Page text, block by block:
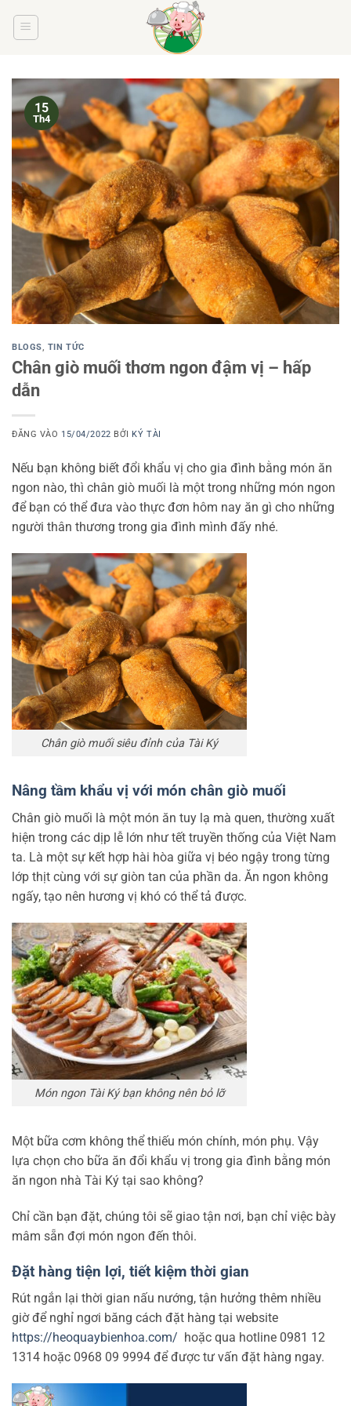
15
Th4
BLOGS, TIN TỨC
Chân giò muối thơm ngon đậm vị – hấp
dẫn
ĐĂNG VÀO 15/04/2022 BỞI KÝ TÀI
Nếu bạn không biết đổi khẩu vị cho gia đình bằng món ăn
ngon nào, thì chân giò muối là một trong những món ngon
để bạn có thể đưa vào thực đơn hôm nay ăn gì cho những
người thân thương trong gia đình mình đấy nhé.
Chân giò muối siêu đỉnh của Tài Ký
Nâng tầm khẩu vị với món chân giò muối
Chân giò muối là một món ăn tuy lạ mà quen, thường xuất
hiện trong các dịp lễ lớn như tết truyền thống của Việt Nam
ta. Là một sự kết hợp hài hòa giữa vị béo ngậy trong từng
lớp thịt cùng với sự giòn tan của phần da. Ăn ngon không
ngấy, tạo nên hương vị khó có thể tả được.
Món ngon Tài Ký bạn không nên bỏ lỡ
Một bữa cơm không thể thiếu món chính, món phụ. Vậy
lựa chọn cho bữa ăn đổi khẩu vị trong gia đình bằng món
ăn ngon nhà Tài Ký tại sao không?
Chỉ cần bạn đặt, chúng tôi sẽ giao tận nơi, bạn chỉ việc bày
mâm sẵn đợi món ngon đến thôi.
Đặt hàng tiện lợi, tiết kiệm thời gian
Rút ngắn lại thời gian nấu nướng, tận hưởng thêm nhiều
giờ để nghỉ ngơi băng cách đặt hàng tại website
https://heoquaybienhoa.com/ hoặc qua hotline 0981 12
1314 hoặc 0968 09 9994 để được tư vấn đặt hàng ngay.